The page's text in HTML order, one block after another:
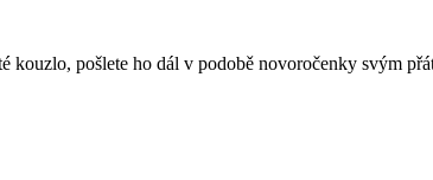
kouzlo, pošlete ho dál v podobě novoročenky svým